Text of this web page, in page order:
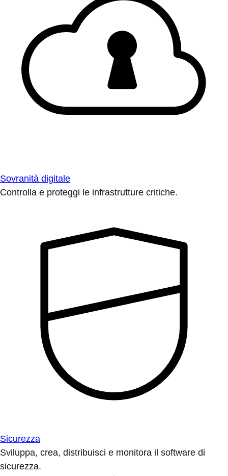
Sovranità digitale
Controlla e proteggi le infrastrutture critiche.
Sicurezza
Sviluppa, crea, distribuisci e monitora il software di
sicurezza.